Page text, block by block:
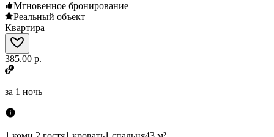
Мгновенное бронирование
Реальный объект
Квартира
385.00 р.
за 1 ночь